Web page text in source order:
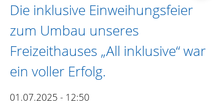
Die inklusive Einweihungsfeier
zum Umbau unseres
Freizeithauses „All inklusive“ war
ein voller Erfolg.
01.07.2025 - 12:50